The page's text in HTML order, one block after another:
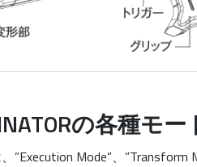
の各種モー
”Execution Mode”、”Transform